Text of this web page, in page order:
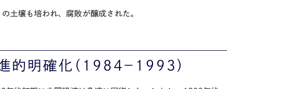
土壌も培われ、腐敗が醸成された。
的明確化（1984－1993）